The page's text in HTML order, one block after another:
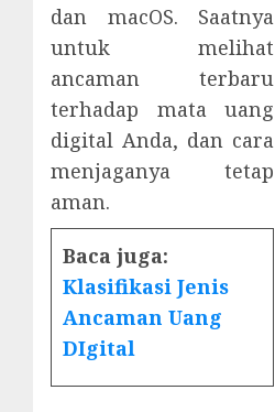
dan macOS. Saatnya
untuk melihat
ancaman terbaru
terhadap mata uang
digital Anda, dan cara
menjaganya tetap
aman.
Baca juga:
Klasifikasi Jenis
Ancaman Uang
DIgital